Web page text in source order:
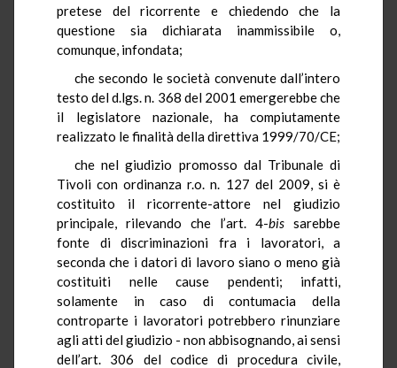
pretese del ricorrente e chiedendo che la
questione sia dichiarata inammissibile o,
comunque, infondata;
che secondo le società convenute dall’intero
testo del d.lgs. n. 368 del 2001 emergerebbe che
il legislatore nazionale, ha compiutamente
realizzato le finalità della direttiva 1999/70/CE;
che nel giudizio promosso dal Tribunale di
Tivoli con ordinanza r.o. n. 127 del 2009, si è
costituito il ricorrente-attore nel giudizio
principale, rilevando che l’art. 4-bis sarebbe
fonte di discriminazioni fra i lavoratori, a
seconda che i datori di lavoro siano o meno già
costituiti nelle cause pendenti; infatti,
solamente in caso di contumacia della
controparte i lavoratori potrebbero rinunziare
agli atti del giudizio - non abbisognando, ai sensi
dell’art. 306 del codice di procedura civile,